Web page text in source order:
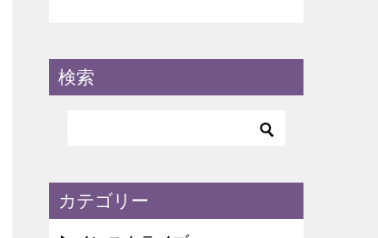
検索
カテゴリー